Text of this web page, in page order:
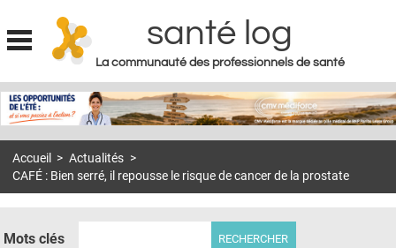
Jump to navigation
santé log
La communauté des professionnels de santé
MON COMPTE
S'ABONNER À LA REVUE SOIN À DOMICILE
DOSSIERS
Accueil > Actualités >
CAFÉ : Bien serré, il repousse le risque de cancer de la prostate
Mots clés